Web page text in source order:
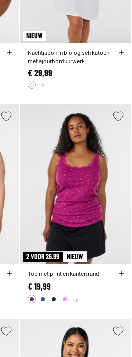
NIEUW
Nachtjapon in biologisch katoen
met ajourborduurwerk
€ 29,99
2 VOOR 26.99 NIEUW
Top met print en kanten rand
€ 19,99
+3